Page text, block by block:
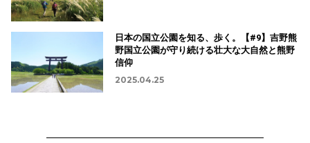
日本の国立公園を知る、歩く。【#9】吉野熊
野国立公園が守り続ける壮大な大自然と熊野
信仰
2025.04.25